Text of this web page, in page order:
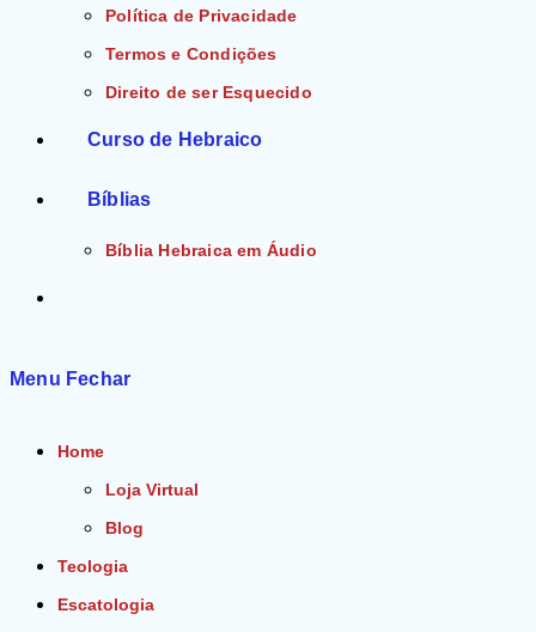
Política de Privacidade
Termos e Condições
Direito de ser Esquecido
Curso de Hebraico
Bíblias
Bíblia Hebraica em Áudio
Menu Fechar
Home
Loja Virtual
Blog
Teologia
Escatologia